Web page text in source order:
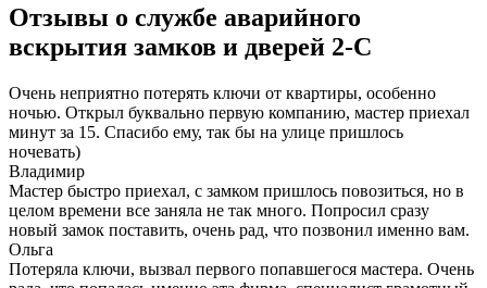
Отзывы о службе аварийного
вскрытия замков и дверей 2-С
Очень неприятно потерять ключи от квартиры, особенно
ночью. Открыл буквально первую компанию, мастер приехал
минут за 15. Спасибо ему, так бы на улице пришлось
ночевать)
Владимир
Мастер быстро приехал, с замком пришлось повозиться, но в
целом времени все заняла не так много. Попросил сразу
новый замок поставить, очень рад, что позвонил именно вам.
Ольга
Потеряла ключи, вызвал первого попавшегося мастера. Очень